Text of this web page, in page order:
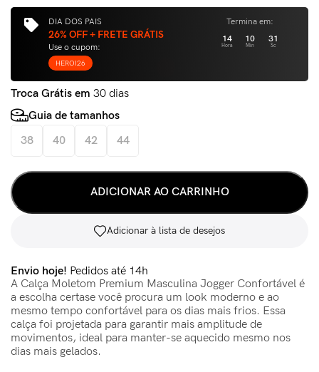
DIA DOS PAIS
26% OFF + FRETE GRÁTIS
Use o cupom:
HEROI26
Termina em:
14
Hora
10
Min
30
Sc
Troca Grátis em 30 dias
Guia de tamanhos
38
40 42 44
ADICIONAR AO CARRINHO
Adicionar à lista de desejos
Envio hoje! Pedidos até 14h
A Calça Moletom Premium Masculina Jogger Confortável é
a escolha certase você procura um look moderno e ao
mesmo tempo confortável para os dias mais frios. Essa
calça foi projetada para garantir mais amplitude de
movimentos, ideal para manter-se aquecido mesmo nos
dias mais gelados.